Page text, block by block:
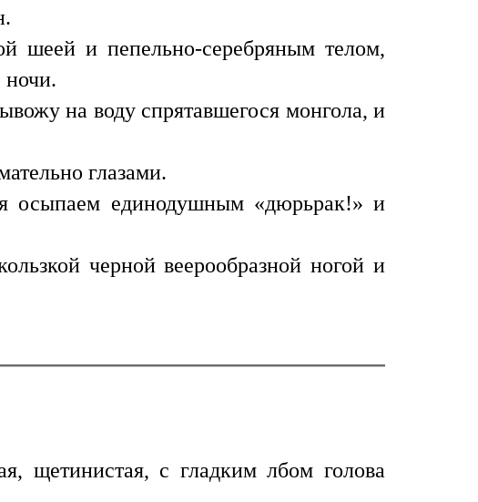
шеей и пепельно-серебряным телом,
ночи.
на воду спрятавшегося монгола, и
глазами.
осыпаем единодушным «дюрьрак!» и
черной веерообразной ногой и
щетинистая, с гладким лбом голова